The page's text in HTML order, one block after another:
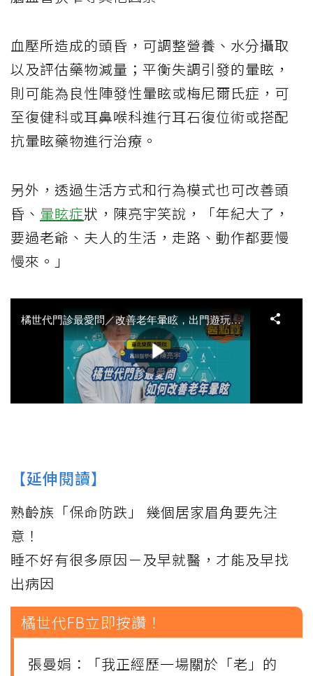
血壓所造成的頭昏，可調整營養、水分攝取
以及評估藥物減量；平衡失調引發的暈眩，
則可能為良性陣發性暈眩或梅尼爾氏症，可
至復健科或耳鼻喉科進行耳石復位術或搭配
抗暈眩藥物進行治療。
另外，透過生活方式和行為模式也可改善頭
昏、 暈眩症狀，陳亮宇笑說，「年紀大了，
要過老爺、夫人的生活，走路、動作都要慢
慢來。」
【延伸閱讀】
熟齡族「保命防跌」 幾個居家眉角要先注
意！
睡不好有很多原因－及早就醫，才能及早找
出病因
橘世代FB立即按讚！
張曼娟：「我正經歷一場關於「老」的